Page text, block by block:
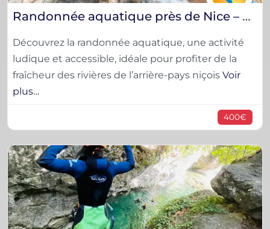
Randonnée aquatique près de Nice – Nature et fraîcheur
Découvrez la randonnée aquatique, une activité
ludique et accessible, idéale pour profiter de la
fraîcheur des rivières de l’arrière-pays niçois Voir
plus…
400€